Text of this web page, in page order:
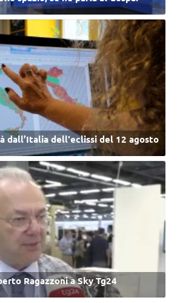
dall’Italia dell'eclissi del 12 agosto
Ragazzoni a Sky Tg24